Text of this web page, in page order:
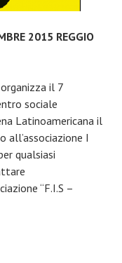
2015 REGGIO
organizza il 7
sociale
Latinoamericana il
I
qualsiasi
“F.I.S –